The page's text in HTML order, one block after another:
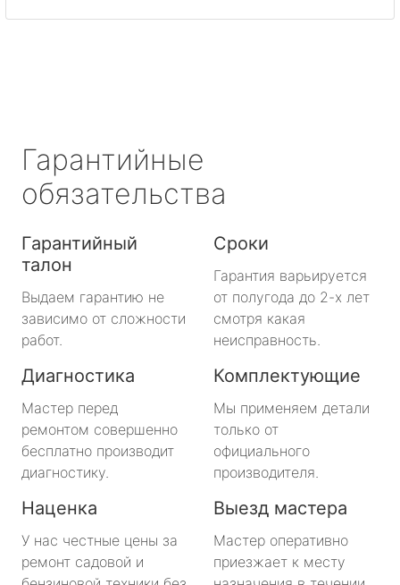
Гарантийные
обязательства
Гарантийный
талон
Выдаем гарантию не
зависимо от сложности
работ.
Сроки
Гарантия варьируется
от полугода до 2-х лет
смотря какая
неисправность.
Диагностика
Мастер перед
ремонтом совершенно
бесплатно производит
диагностику.
Комплектующие
Мы применяем детали
только от
официального
производителя.
Наценка
У нас честные цены за
ремонт садовой и
Выезд мастера
Мастер оперативно
приезжает к месту